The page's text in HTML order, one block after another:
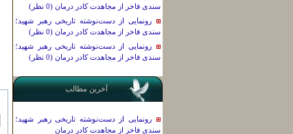
سندی فاخر از مجاهدت کادر درمان (0 نظر)
رونمایی از دست‌نوشته تاریخی رهبر شهید؛
سندی فاخر از مجاهدت کادر درمان (0 نظر)
رونمایی از دست‌نوشته تاریخی رهبر شهید؛
سندی فاخر از مجاهدت کادر درمان (0 نظر)
آخرین مطالب
رونمایی از دست‌نوشته تاریخی رهبر شهید؛
سندی فاخر از مجاهدت کادر درمان